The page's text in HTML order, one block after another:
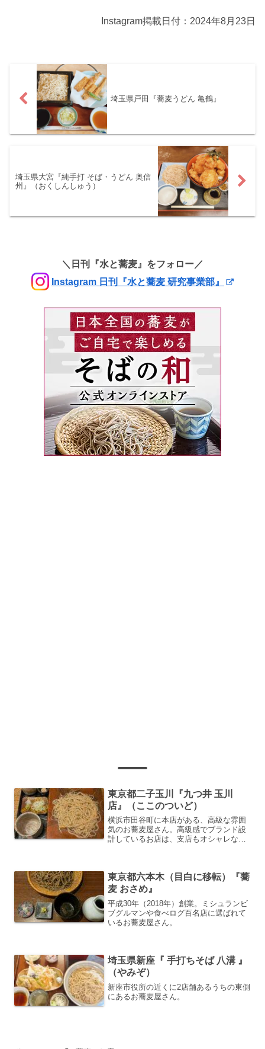
Instagram掲載日付：2024年8月23日
埼玉県戸田『蕎麦うどん 亀鶴』
埼玉県大宮『純手打 そば・うどん 奥信
州』（おくしんしゅう）
＼日刊『水と蕎麦』をフォロー／
Instagram 日刊『水と蕎麦 研究事業部』
東京都二子玉川『九つ井 玉川
店』（ここのついど）
横浜市田谷町に本店がある、高級な雰囲
気のお蕎麦屋さん。高級感でブランド設
計しているお店は、支店もオシャレな街
東京都六本木（目白に移転）『蕎
麦 おさめ』
平成30年（2018年）創業。ミシュランビ
ブグルマンや食べログ百名店に選ばれて
いるお蕎麦屋さん。
埼玉県新座『 手打ちそば 八溝 』
（やみぞ）
新座市役所の近くに2店舗あるうちの東側
にあるお蕎麦屋さん。